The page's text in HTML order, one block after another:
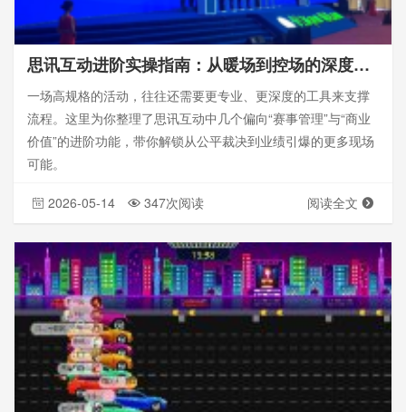
思讯互动进阶实操指南：从暖场到控场的深度玩法
一场高规格的活动，往往还需要更专业、更深度的工具来支撑
流程。这里为你整理了思讯互动中几个偏向“赛事管理”与“商业
价值”的进阶功能，带你解锁从公平裁决到业绩引爆的更多现场
可能。
2026-05-14 347次阅读 阅读全文